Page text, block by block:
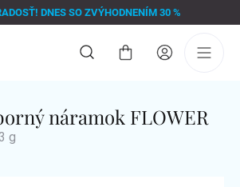
DNES SO ZVÝHODNENÍM 30 %
Nákupný
náramok FLOWER
g